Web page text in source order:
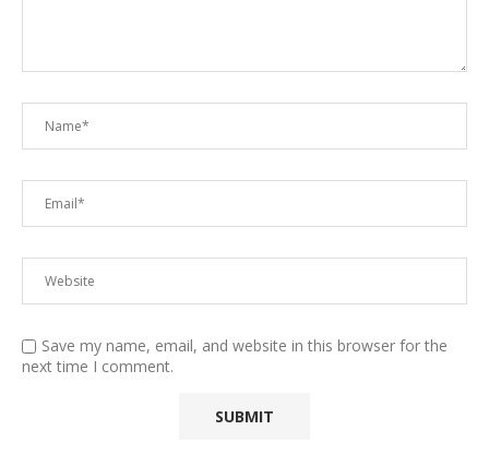
Save my name, email, and website in this browser for the
next time I comment.